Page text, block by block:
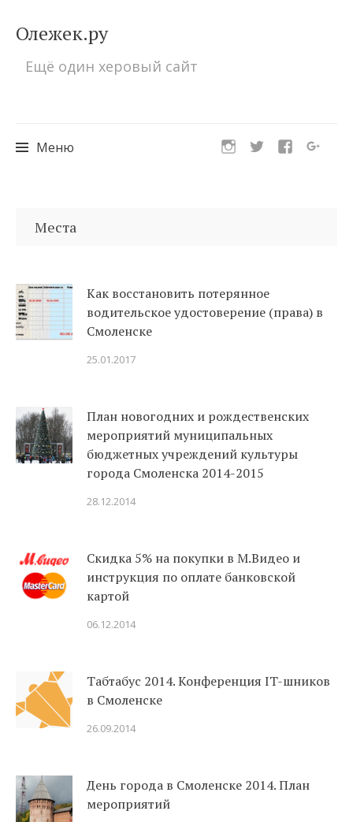
Олежек.ру
Ещё один херовый сайт
Меню
кМеста
Как восстановить потерянное
водительское удостоверение (права) в
Смоленске
25.01.2017
План новогодних и рождественских
мероприятий муниципальных
бюджетных учреждений культуры
города Смоленска 2014-2015
28.12.2014
Скидка 5% на покупки в М.Видео и
инструкция по оплате банковской
картой
06.12.2014
Табтабус 2014. Конференция IT-шников
в Смоленске
26.09.2014
День города в Смоленске 2014. План
мероприятий